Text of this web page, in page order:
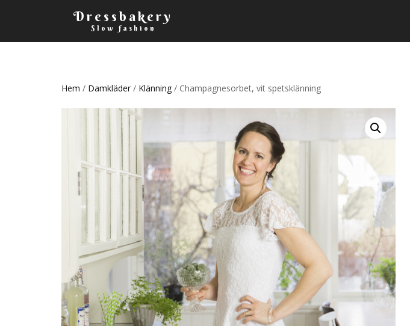
Dressbakery
Slow fashion
Hem / Damkläder / Klänning / Champagnesorbet, vit spetsklänning